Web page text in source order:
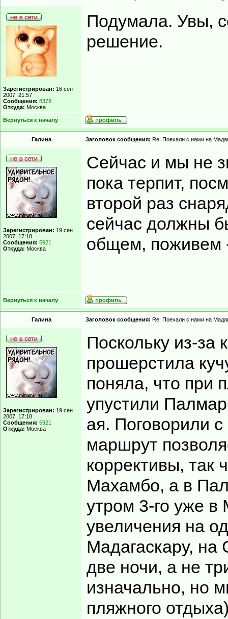
Зарегистрирован: 16 сен
2007, 21:57
Сообщения: 8378
Откуда: Москва
Подумала. Увы,
решение.
Вернуться к началу
Гaлинa Заголовок сообщения: Re: Поехали с нами на
Зарегистрирован: 19 сен
2007, 17:18
Сообщения: 5921
Откуда: Москва
Сейчас и мы не
пока терпит,
второй раз
сейчас должны
общем, поживем
Вернуться к началу
Гaлинa Заголовок сообщения: Re: Поехали с нами на
Зарегистрирован: 19 сен
2007, 17:18
Сообщения: 5921
Откуда: Москва
Поскольку из-за
прошерстила
поняла, что при
упустили
ая. Поговорили
маршрут
коррективы, так
Махамбо, а в
утром 3-го уже в
увеличения на
Мадагаскару, на
две ночи, а не
изначально, но
пляжного